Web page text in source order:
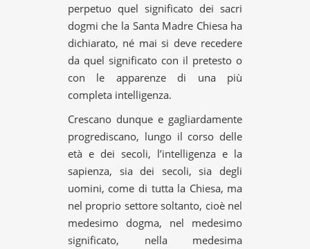
perpetuo quel significato dei sacri
dogmi che la Santa Madre Chiesa ha
dichiarato, né mai si deve recedere
da quel significato con il pretesto o
con le apparenze di una più
completa intelligenza.
Crescano dunque e gagliardamente
progrediscano, lungo il corso delle
età e dei secoli, l’intelligenza e la
sapienza, sia dei secoli, sia degli
uomini, come di tutta la Chiesa, ma
nel proprio settore soltanto, cioè nel
medesimo dogma, nel medesimo
significato, nella medesima